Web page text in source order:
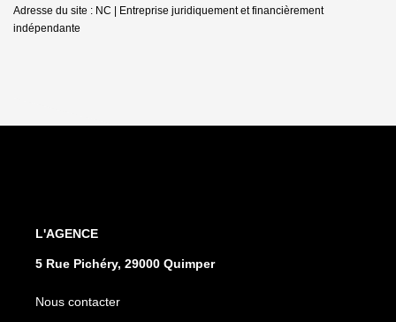
Adresse du site : NC | Entreprise juridiquement et financièrement
indépendante
L'AGENCE
5 Rue Pichéry, 29000 Quimper
Nous contacter